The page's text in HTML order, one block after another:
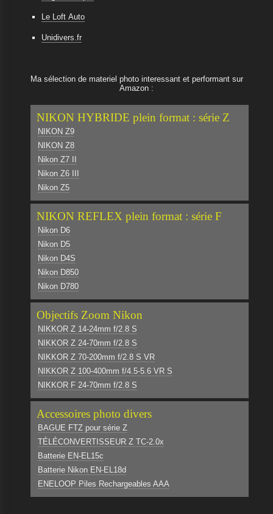
Le Loft Auto
Unidivers.fr
Ma sélection de materiel photo interessant et performant sur
Amazon :
NIKON HYBRIDE plein format : série Z
NIKON Z9
NIKON Z8
Nikon Z7 II
Nikon Z6 III
Nikon Z5
NIKON REFLEX plein format : série F
Nikon D6
Nikon D5
Nikon D4S
Nikon D850
Nikon D780
Objectifs Zoom Nikon
NIKKOR Z 14-24mm f/2.8 S
NIKKOR Z 24-70mm f/2.8 S
NIKKOR Z 70-200mm f/2.8 S VR
NIKKOR Z 100-400mm f/4.5-5.6 VR S
NIKKOR F 24-70mm f/2.8 S
Accessoires photo divers
BAGUE FTZ pour série Z
TÉLÉCONVERTISSEUR Z TC-2.0x
Batterie EN-EL15c
Batterie Nikon EN-EL18d
ENELOOP Piles Rechargeables AAA